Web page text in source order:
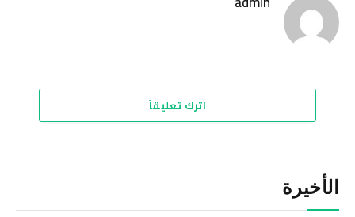
اترك تعليقاً
الأخيرة